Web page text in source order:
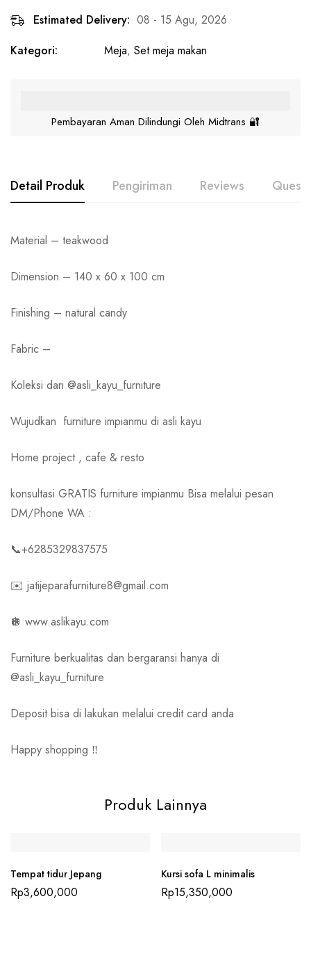
Estimated Delivery: 08 - 15 Agu, 2026
Kategori:
Meja, Set meja makan
Pembayaran Aman Dilindungi Oleh Midtrans 🔐
Detail Produk Pengiriman Reviews
Material – teakwood
Dimension – 140 x 60 x 100 cm
Finishing – natural candy
Fabric –
Koleksi dari @asli_kayu_furniture
Wujudkan furniture impianmu di asli kayu
Home project , cafe & resto
konsultasi GRATIS furniture impianmu Bisa melalui pesan
DM/Phone WA :
📞+6285329837575
✉️ jatijeparafurniture8@gmail.com
🪩 www.aslikayu.com
Furniture berkualitas dan bergaransi hanya di
@asli_kayu_furniture
Deposit bisa di lakukan melalui credit card anda
Happy shopping ‼️
Produk Lainnya
Tempat tidur Jepang
Rp3,600,000
Kursi sofa L minimalis
Rp15,350,000